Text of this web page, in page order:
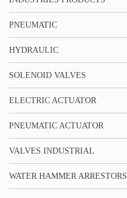
PNEUMATIC
HYDRAULIC
SOLENOID VALVES
ELECTRIC ACTUATOR
PNEUMATIC ACTUATOR
VALVES INDUSTRIAL
WATER HAMMER ARRESTORS